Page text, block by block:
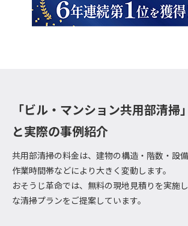
「ビル・マンション共用部清掃
と実際の事例紹介
共用部清掃の料金は、建物の構造・階数・設
作業時間帯などにより大きく変動します。
おそうじ革命では、無料の現地見積りを実施
な清掃プランをご提案しています。